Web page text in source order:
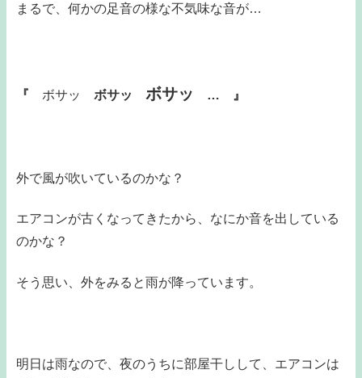
まるで、何かの足音の様な不気味な音が…
『 ボサッ ボサッ ボサッ … 』
外で風が吹いているのかな？
エアコンが古くなってきたから、なにか音を出している
のかな？
そう思い、外をみると雨が降っています。
明日は雨なので、夜のうちに部屋干しして、エアコンは